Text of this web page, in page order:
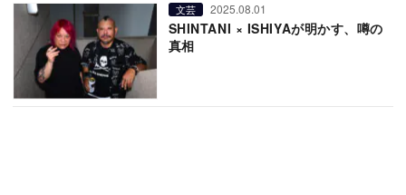
文芸 2025.08.01
SHINTANI × ISHIYAが明かす、噂の
真相